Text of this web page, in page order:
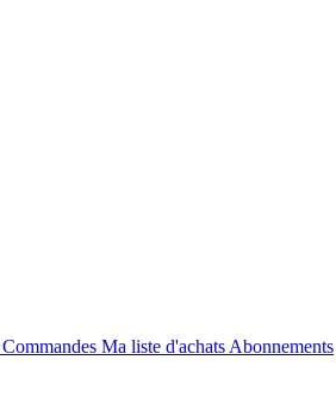
Commandes Ma liste d'achatsAbonnements